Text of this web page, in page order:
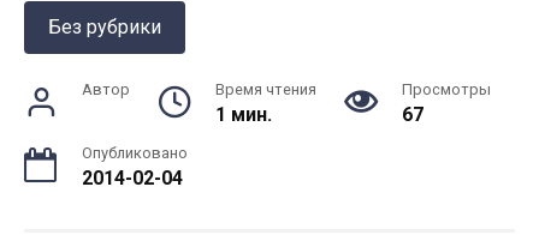
Без рубрики
Автор Время чтения
1 мин.
Просмотры
67
Опубликовано
2014-02-04